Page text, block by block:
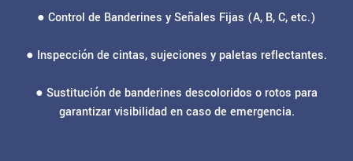
● Control de Banderines y Señales Fijas (A, B, C, etc.)
● Inspección de cintas, sujeciones y paletas reflectantes.
● Sustitución de banderines descoloridos o rotos para
garantizar visibilidad en caso de emergencia.